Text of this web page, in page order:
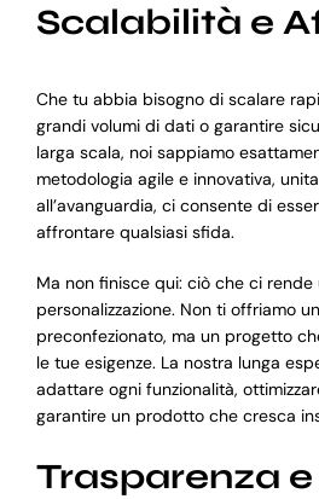
Scalabilità e
Che tu abbia bisogno di scalare
grandi volumi di dati o garantire
larga scala, noi sappiamo
metodologia agile e innovativa,
all’avanguardia, ci consente di
affrontare qualsiasi sfida.
Ma non finisce qui: ciò che ci rende
personalizzazione. Non ti offriamo
preconfezionato, ma un progetto
le tue esigenze. La nostra lunga
adattare ogni funzionalità,
garantire un prodotto che cresca
Trasparenza